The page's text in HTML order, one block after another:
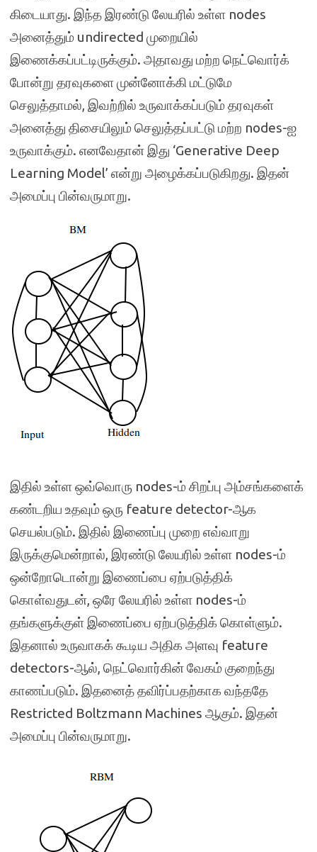
கிடையாது. இந்த இரண்டு லேயரில் உள்ள nodes
அனைத்தும் undirected முறையில்
இணைக்கப்பட்டிருக்கும். அதாவது மற்ற நெட்வொர்க்
போன்று தரவுகளை முன்னோக்கி மட்டுமே
செலுத்தாமல், இவற்றில் உருவாக்கப்படும் தரவுகள்
அனைத்து திசையிலும் செலுத்தப்பட்டு மற்ற nodes-ஐ
உருவாக்கும். எனவேதான் இது ‘Generative Deep
Learning Model’ என்று அழைக்கப்படுகிறது. இதன்
அமைப்பு பின்வருமாறு.
இதில் உள்ள ஒவ்வொரு nodes-ம் சிறப்பு அம்சங்களைக்
கண்டறிய உதவும் ஒரு feature detector-ஆக
செயல்படும். இதில் இணைப்பு முறை எவ்வாறு
இருக்குமென்றால், இரண்டு லேயரில் உள்ள nodes-ம்
ஒன்றோடொன்று இணைப்பை ஏற்படுத்திக்
கொள்வதுடன், ஒரே லேயரில் உள்ள nodes-ம்
தங்களுக்குள் இணைப்பை ஏற்படுத்திக் கொள்ளும்.
இதனால் உருவாகக் கூடிய அதிக அளவு feature
detectors-ஆல், நெட்வொர்கின் வேகம் குறைந்து
காணப்படும். இதனைத் தவிர்ப்பதற்காக வந்ததே
Restricted Boltzmann Machines ஆகும். இதன்
அமைப்பு பின்வருமாறு.